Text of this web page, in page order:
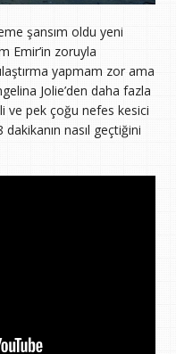
şansım oldu yeni
Emir’in zoruyla
yapmam zor ama
Jolie’den daha fazla
ve pek çoğu nefes kesici
nasıl geçtiğini